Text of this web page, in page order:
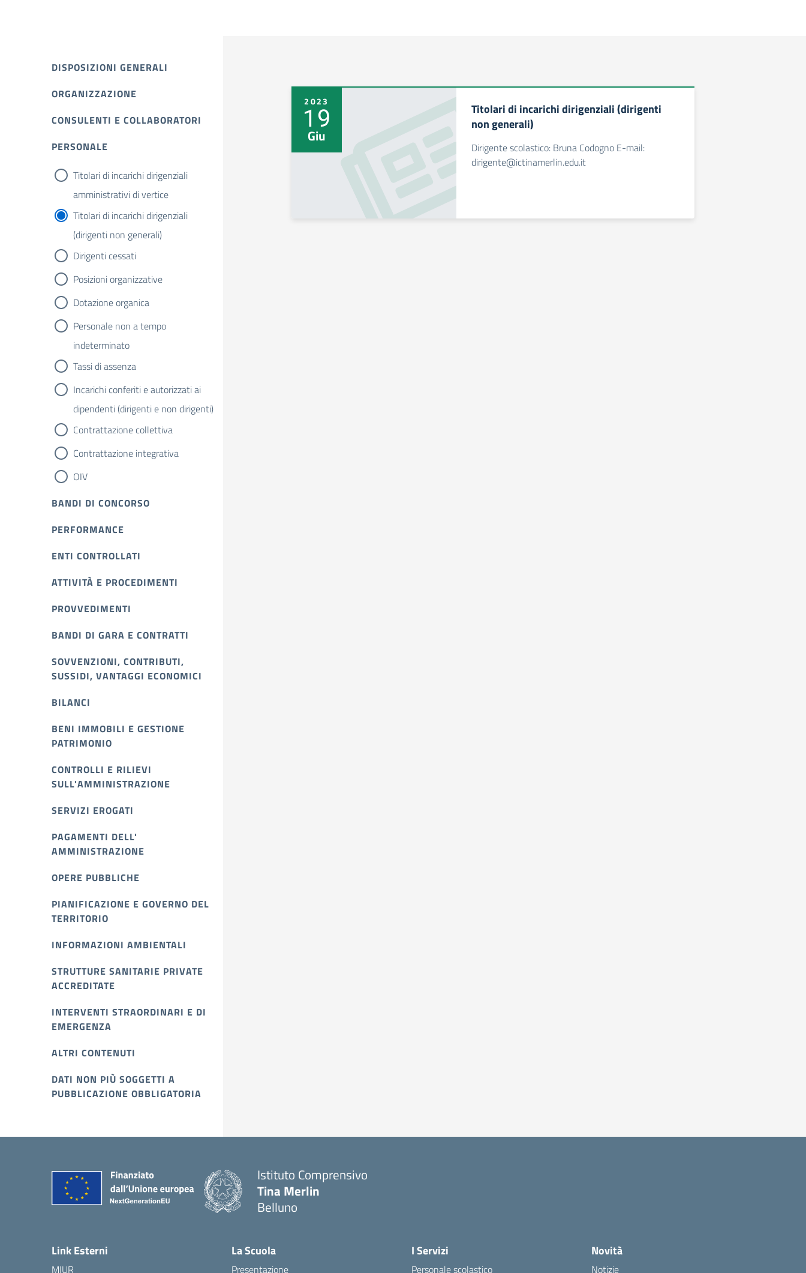
DISPOSIZIONI GENERALI
ORGANIZZAZIONE
CONSULENTI E COLLABORATORI
PERSONALE
Titolari di incarichi dirigenziali
amministrativi di vertice
Titolari di incarichi dirigenziali
(dirigenti non generali)
Dirigenti cessati
Posizioni organizzative
Dotazione organica
Personale non a tempo
indeterminato
Tassi di assenza
Incarichi conferiti e autorizzati ai
dipendenti (dirigenti e non dirigenti)
Contrattazione collettiva
Contrattazione integrativa
OIV
BANDI DI CONCORSO
PERFORMANCE
ENTI CONTROLLATI
ATTIVITÀ E PROCEDIMENTI
PROVVEDIMENTI
BANDI DI GARA E CONTRATTI
SOVVENZIONI, CONTRIBUTI,
SUSSIDI, VANTAGGI ECONOMICI
BILANCI
BENI IMMOBILI E GESTIONE
PATRIMONIO
CONTROLLI E RILIEVI
SULL'AMMINISTRAZIONE
SERVIZI EROGATI
PAGAMENTI DELL'
AMMINISTRAZIONE
OPERE PUBBLICHE
PIANIFICAZIONE E GOVERNO DEL
TERRITORIO
INFORMAZIONI AMBIENTALI
STRUTTURE SANITARIE PRIVATE
ACCREDITATE
INTERVENTI STRAORDINARI E DI
EMERGENZA
ALTRI CONTENUTI
DATI NON PIÙ SOGGETTI A
PUBBLICAZIONE OBBLIGATORIA
2023
19
Giu
Titolari di incarichi dirigenziali (dirigenti
non generali)
Dirigente scolastico: Bruna Codogno E-mail:
dirigente@ictinamerlin.edu.it
Istituto Comprensivo
Tina Merlin
Belluno
Link Esterni
MIUR
La Scuola
Presentazione
I Servizi
Personale scolastico
Novità
Notizie